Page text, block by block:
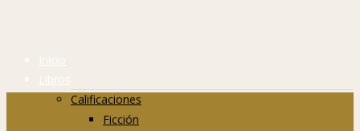
Inicio
Libros
Calificaciones
Ficción